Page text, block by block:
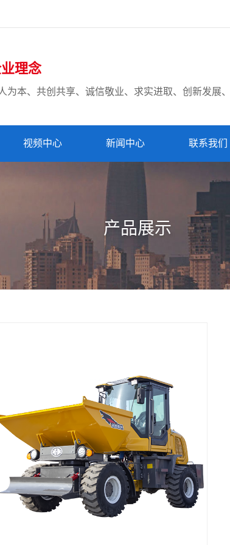
理念
为本、共创共享、 诚信敬业、求实进取、创新发展
视频中心 新闻中心 联系我们
产品展示